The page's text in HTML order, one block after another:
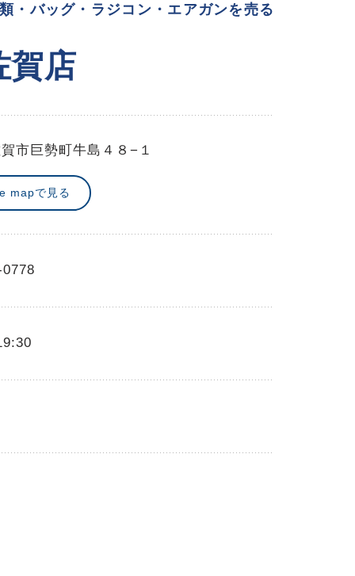
・バッグ・ラジコン・エアガンを売る
賀店
市巨勢町牛島４８−１
mapで見る